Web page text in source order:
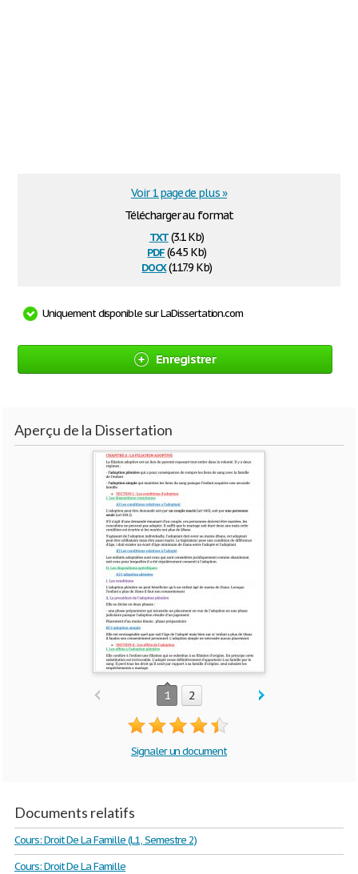
Télécharger au format
txt(3.1 Kb)
pdf(64.5 Kb)
docx(117.9 Kb)
Voir 1 page de plus »
Uniquement disponible sur LaDissertation.com
Enregistrer
Aperçu de la Dissertation
1 2
Signaler un document
Documents relatifs
Cours: Droit De La Famille (L1, Semestre 2)
Cours: Droit De La Famille